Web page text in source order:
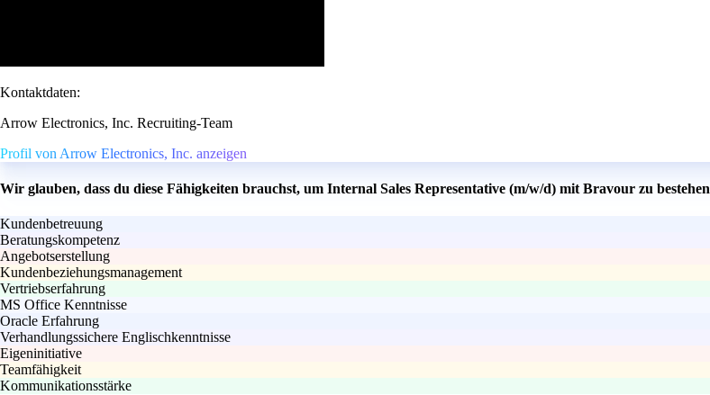
Kontaktdaten:
Arrow Electronics, Inc. Recruiting-Team
Profil von Arrow Electronics, Inc. anzeigen
Wir glauben, dass du diese Fähigkeiten brauchst, um Internal Sales Representative (m/w/d) mit Bravour zu bestehen
Kundenbetreuung
Beratungskompetenz
Angebotserstellung
Kundenbeziehungsmanagement
Vertriebserfahrung
MS Office Kenntnisse
Oracle Erfahrung
Verhandlungssichere Englischkenntnisse
Eigeninitiative
Teamfähigkeit
Kommunikationsstärke